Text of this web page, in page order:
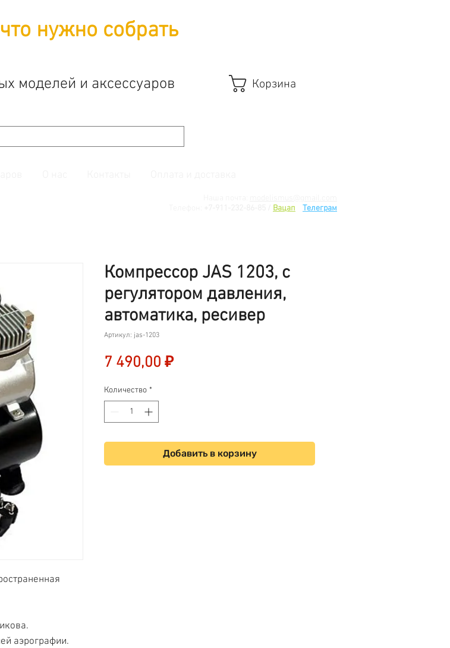
нужно собрать
моделей и аксессуаров Корзина
Вацап Телеграм
аэрографии.
Компрессор JAS 1203, с
регулятором давления,
автоматика, ресивер
Артикул: jas-1203
7 490,00 ₽Цена
Количество *
Добавить в корзину